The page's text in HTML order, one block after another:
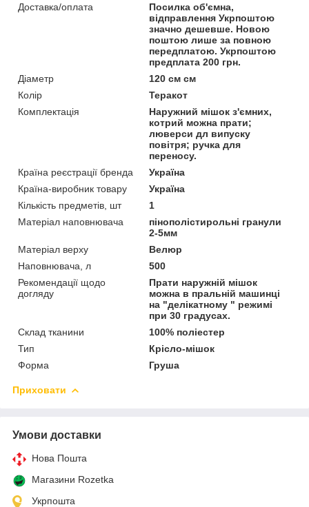
Доставка/оплата
Посилка об'ємна,
відправлення Укрпоштою
значно дешевше. Новою
поштою лише за повною
передплатою. Укрпоштою
предплата 200 грн.
Діаметр
120 см см
Колір
Теракот
Комплектація
Наружний мішок з'ємних,
котрий можна прати;
люверси дл випуску
повітря; ручка для
переносу.
Країна реєстрації бренда
Україна
Країна-виробник товару
Україна
Кількість предметів, шт
1
Матеріал наповнювача
пінополістирольні гранули
2-5мм
Матеріал верху
Велюр
Наповнювача, л
500
Рекомендації щодо
догляду
Прати наружній мішок
можна в пральній машинці
на "делікатному " режимі
при 30 градусах.
Склад тканини
100% поліестер
Тип
Крісло-мішок
Форма
Груша
Приховати
Умови доставки
Нова Пошта
Магазини Rozetka
Укрпошта